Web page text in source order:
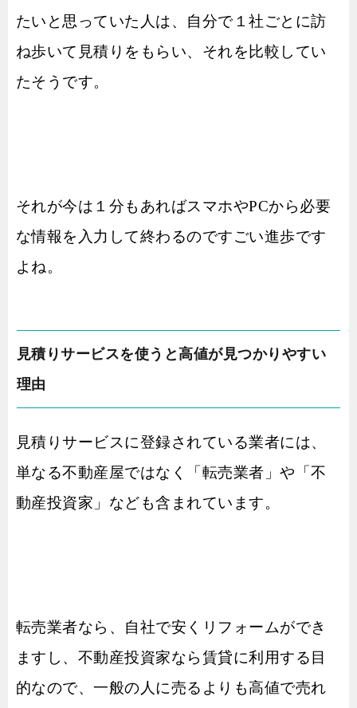
たいと思っていた人は、自分で１社ごとに訪
ね歩いて見積りをもらい、それを比較してい
たそうです。
それが今は１分もあればスマホやPCから必要
な情報を入力して終わるのですごい進歩です
よね。
見積りサービスを使うと高値が見つかりやすい
理由
見積りサービスに登録されている業者には、
単なる不動産屋ではなく「転売業者」や「不
動産投資家」なども含まれています。
転売業者なら、自社で安くリフォームができ
ますし、不動産投資家なら賃貸に利用する目
的なので、一般の人に売るよりも高値で売れ